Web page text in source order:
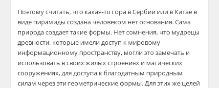
Поэтому считать, что какая-то гора в Сербии или в Китае в
виде пирамиды создана человеком нет основания. Сама
природа создает такие формы. Нет сомнения, что мудрецы
древности, которые имели доступ к мировому
информационному пространству, могли это замечать и
использовать в своих жилых строениях и магических
сооружениях, для доступа к благодатным природным
силам через эти геометрические формы. Для этих же целей